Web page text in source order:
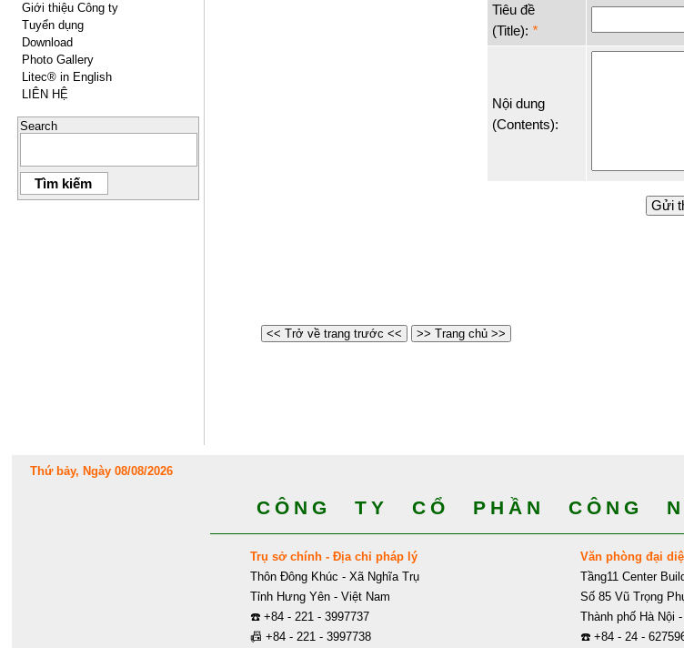
Tiêu đề
(Title): *
Nội dung
(Contents):
<< Trở về trang trước << >> Trang chủ >>
Giới thiệu Công ty
Tuyển dụng
Download
Photo Gallery
Litec® in English
LIÊN HỆ
Search
Thứ bảy, Ngày 08/08/2026
CÔNG TY CỔ PHẦN CÔNG
Trụ sở chính - Địa chỉ pháp lý
Thôn Đông Khúc - Xã Nghĩa Trụ
Tỉnh Hưng Yên - Việt Nam
☎️ +84 - 221 - 3997737
📠 +84 - 221 - 3997738
Văn phòng đại
Tầng11 Center
Số 85 Vũ Trọng
Thành phố Hà Nội
☎️ +84 - 24 -